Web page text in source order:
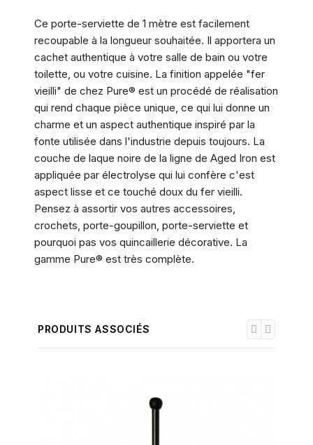
Ce porte-serviette de 1 mètre est facilement
recoupable à la longueur souhaitée. Il apportera un
cachet authentique à votre salle de bain ou votre
toilette, ou votre cuisine. La finition appelée "fer
vieilli" de chez Pure® est un procédé de réalisation
qui rend chaque pièce unique, ce qui lui donne un
charme et un aspect authentique inspiré par la
fonte utilisée dans l'industrie depuis toujours. La
couche de laque noire de la ligne de Aged Iron est
appliquée par électrolyse qui lui confère c'est
aspect lisse et ce touché doux du fer vieilli.
Pensez à assortir vos autres accessoires,
crochets, porte-goupillon, porte-serviette et
pourquoi pas vos quincaillerie décorative. La
gamme Pure® est très complète.
PRODUITS ASSOCIÉS